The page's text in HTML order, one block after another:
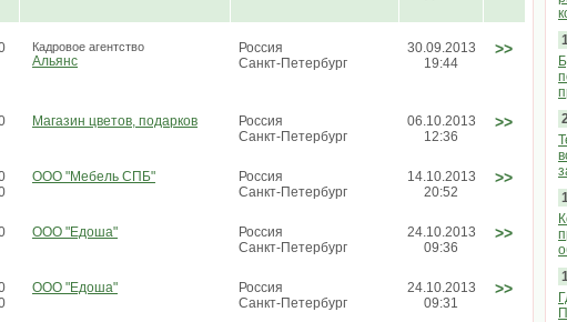
Кадровое агентство
Альянс
Россия
Санкт-Петербург
30.09.2013
19:44
>>
Магазин цветов, подарков
Россия
Санкт-Петербург
06.10.2013
12:36
>>
ООО "Мебель СПБ"
Россия
Санкт-Петербург
14.10.2013
20:52
>>
ООО "Едоша"
Россия
Санкт-Петербург
24.10.2013
09:36
>>
ООО "Едоша"
Россия
Санкт-Петербург
24.10.2013
09:31
>>